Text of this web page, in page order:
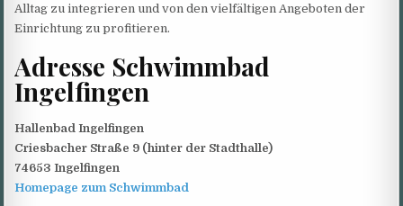
Alltag zu integrieren und von den vielfältigen Angeboten der
Einrichtung zu profitieren.
Adresse Schwimmbad
Ingelfingen
Hallenbad Ingelfingen
Criesbacher Straße 9 (hinter der Stadthalle)
74653 Ingelfingen
Homepage zum Schwimmbad